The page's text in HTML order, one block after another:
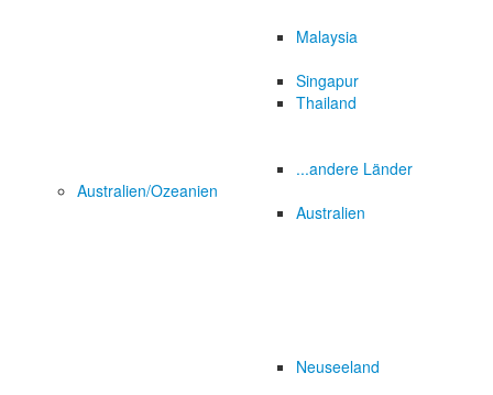
Malaysia
Singapur
Thailand
...andere Länder
Australien/Ozeanien
Australien
Neuseeland